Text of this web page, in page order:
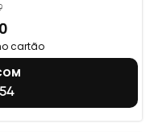
cartão